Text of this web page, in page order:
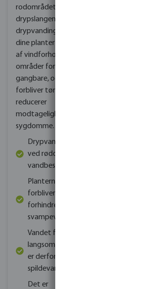
rodområdet ved hjælp af
drypslangen. Med
drypvanding forsyner du
dine planter uafhængigt
af vindforhold, dine
områder forbliver
gangbare, og løvet
forbliver tørt, hvilket
reducerer
modtageligheden for
sygdomme.
Drypvanding direkte
ved rødderne er
vandbesparende
Planternes blade
forbliver tørre, hvilket
forhindrer
svampevækst
Vandet fordamper
langsommere, og der
er derfor mindre
spildevand
Det er